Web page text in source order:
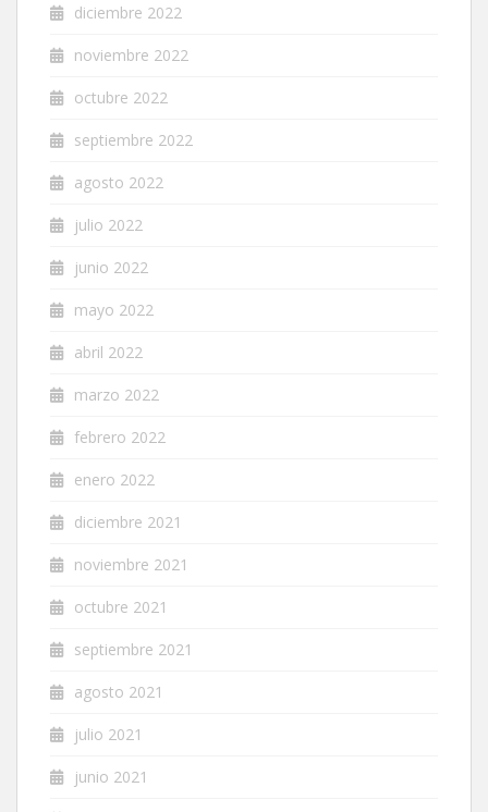
diciembre 2022
noviembre 2022
octubre 2022
septiembre 2022
agosto 2022
julio 2022
junio 2022
mayo 2022
abril 2022
marzo 2022
febrero 2022
enero 2022
diciembre 2021
noviembre 2021
octubre 2021
septiembre 2021
agosto 2021
julio 2021
junio 2021